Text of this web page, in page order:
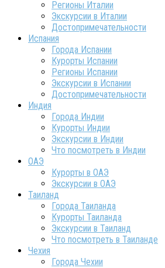
Регионы Италии
Экскурсии в Италии
Достопримечательности
Испания
Города Испании
Курорты Испании
Регионы Испании
Экскурсии в Испании
Достопримечательности
Индия
Города Индии
Курорты Индии
Экскурсии в Индии
Что посмотреть в Индии
ОАЭ
Курорты в ОАЭ
Экскурсии в ОАЭ
Таиланд
Города Таиланда
Курорты Таиланда
Экскурсии в Таиланд
Что посмотреть в Таиланде
Чехия
Города Чехии